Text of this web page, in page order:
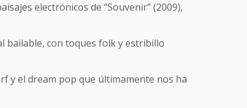
electrónicos de “Souvenir” (2009),
bailable, con toques folk y estribillo
y el dream pop que últimamente nos ha